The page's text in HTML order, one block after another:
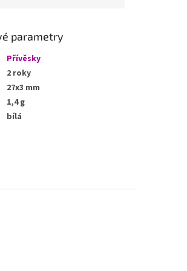
parametry
Přívěsky
2 roky
27x3 mm
1,4 g
bílá